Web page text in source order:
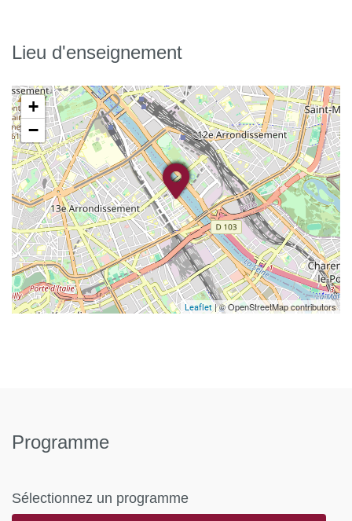
Lieu d'enseignement
+
−
Leaflet| © OpenStreetMap contributors
Programme
Sélectionnez un programme